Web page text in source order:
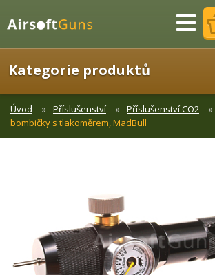
Menu
Kategorie produktů
Úvod Příslušenství Příslušenství CO2
bombičky s tlakoměrem, MadBull